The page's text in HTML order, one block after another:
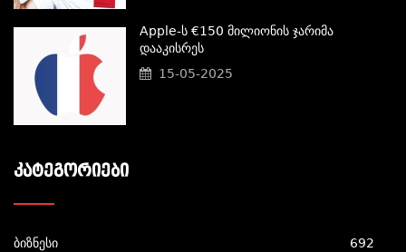
Apple-Ს €150 Მილიონის Ჯარიმა
Დააკისრეს
15-05-2025
ᲙᲐᲢᲔᲒᲝᲠᲘᲔᲑᲘ
ბიზნესი 692